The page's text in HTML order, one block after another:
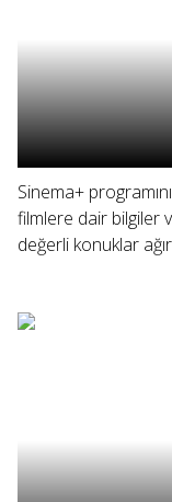
Sinema+
filmlere dair bilgiler
değerli konuklar